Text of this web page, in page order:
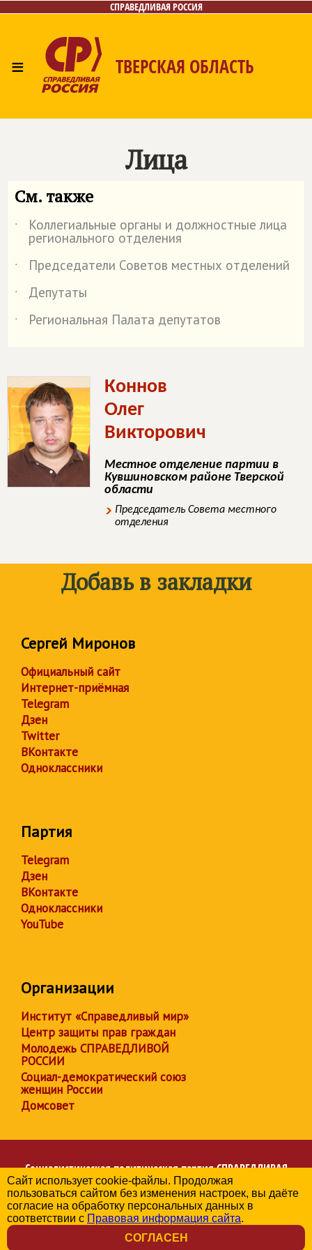
СПРАВЕДЛИВАЯ РОССИЯ
≡ ТВЕРСКАЯ ОБЛАСТЬ
Контакты
Лица
См. также
˙ Коллегиальные органы и должностные лица
регионального отделения
˙
Председатели Советов местных отделений
˙
Депутаты
˙
Региональная Палата депутатов
Коннов
Олег
Викторович
Местное отделение партии в
Кувшиновском районе Тверской
области
Председатель Совета местного
отделения
Добавь в закладки
Сергей Миронов
Официальный сайт
Интернет-приёмная
Telegram
Дзен
Twitter
ВКонтакте
Одноклассники
Партия
Telegram
Дзен
ВКонтакте
Одноклассники
YouTube
Организации
Институт «Справедливый мир»
Центр защиты прав граждан
Молодежь СПРАВЕДЛИВОЙ
РОССИИ
Социал-демократический союз
женщин России
Домсовет
Социалистическая политическая партияСПРАВЕДЛИВАЯ
РОССИЯ
Региональное отделение партии в Тверской области
© 2006-2026
Политика в отношении обработки персональных данных
Сайт использует cookie-файлы. Продолжая
пользоваться сайтом без изменения настроек, вы даёте
согласие на обработку персональных данных в
соответствии с Правовая информация сайта.
СОГЛАСЕН